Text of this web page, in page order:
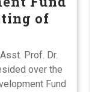
of
Prof. Dr.
over the
Fund